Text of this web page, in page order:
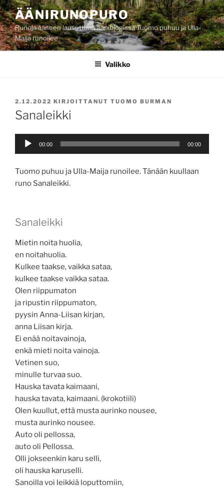
Siirry
sisältöönÄÄNIRUNOPURO
Runoja ääneen lausuttuna ääniblogissa Tuomo puhuu ja Ulla-
Maija runoilee
Valikko
JULKAISTU
2.12.2022 KIRJOITTANUT TUOMO BURMAN
Sanaleikki
Äänitoistin
00:00 00:00
Tuomo puhuu ja Ulla-Maija runoilee. Tänään kuullaan
runo Sanaleikki.
Sanaleikki
Mietin noita huolia,
en noitahuolia.
Kulkee taakse, vaikka sataa,
kulkee taakse vaikka sataa.
Olen riippumaton
ja ripustin riippumaton,
pyysin Anna-Liisan kirjan,
anna Liisan kirja.
Ei enää noitavainoja,
enkä mieti noita vainoja.
Vetinen suo,
minulle turvaa suo.
Hauska tavata kaimaani,
hauska tavata, kaimaani. (krokotiili)
Olen kuullut, että musta aurinko nousee,
musta aurinko nousee.
Auto oli pellossa,
auto oli Pellossa.
Olli jokseenkin karu selli,
oli hauska karuselli.
Sanoilla voi leikkiä loputtomiin,